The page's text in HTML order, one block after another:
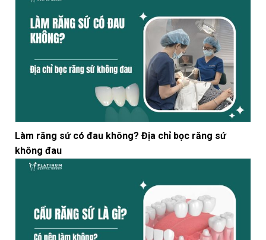
Làm răng sứ có đau không? Địa chỉ bọc răng sứ
không đau